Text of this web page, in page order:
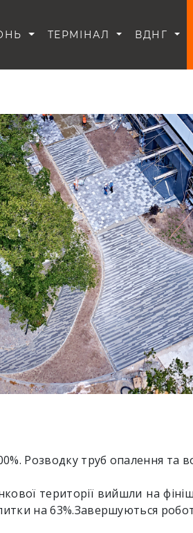
ТЕРМІНАЛ ВДНГ
Розводку труб опалення та
території вийшли на
на 63%.Завершуються